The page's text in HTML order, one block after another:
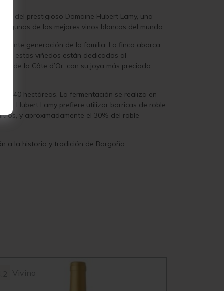
del prestigioso Domaine Hubert Lamy, una
de los mejores vinos blancos del mundo.
generación de la familia. La finca abarca
de estos viñedos están dedicados al
de la Côte d’Or, con su joya más preciada
2,40 hectáreas. La fermentación se realiza en
Hubert Lamy prefiere utilizar barricas de roble
y aproximadamente el 30% del roble
a la historia y tradición de Borgoña.
Vivino